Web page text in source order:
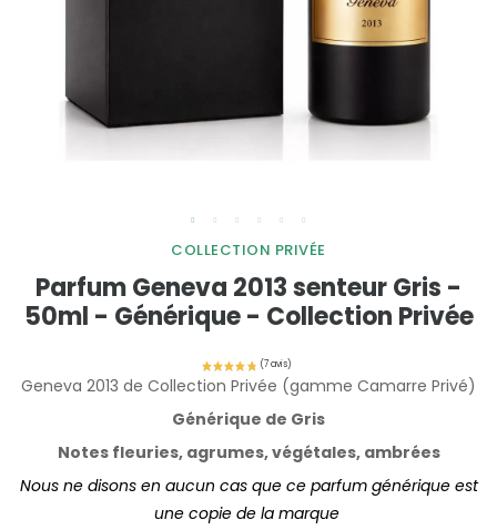
COLLECTION PRIVÉE
Parfum Geneva 2013 senteur Gris -
50ml - Générique - Collection Privée
Geneva 2013 de Collection Privée (gamme Camarre Privé)
Générique de Gris
Notes fleuries, agrumes, végétales, ambrées
Nous ne disons en aucun cas que ce parfum générique est
une copie de la marque